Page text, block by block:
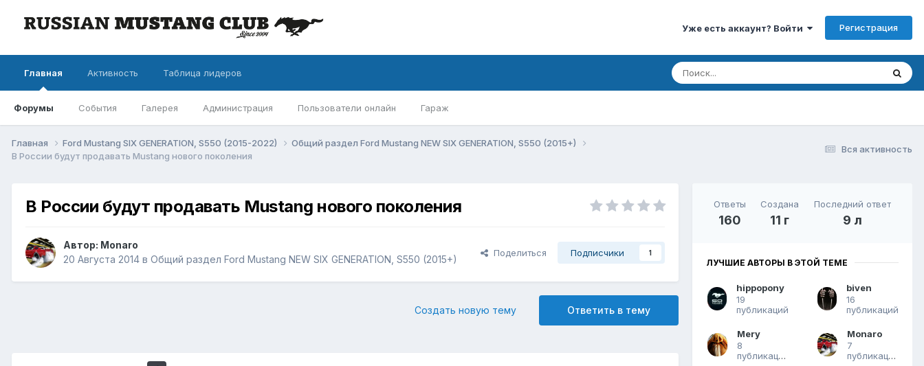
Уже есть аккаунт? Войти Регистрация
Главная
Форумы События Галерея Администрация Пользователи онлайн Гараж
Активность Таблица лидеров
Вся активность
Главная Ford Mustang SIX GENERATION, S550 (2015-2022)
Общий раздел Ford Mustang NEW SIX GENERATION, S550 (2015+)
В России будут продавать Mustang нового поколения
В России будут продавать Mustang нового поколения
Автор: Monaro
20 Августа 2014 в Общий раздел Ford Mustang NEW SIX GENERATION, S550 (2015+)
Поделиться Подписчики 1
Ответить в тему
Создать новую тему
Ответы
160
Создана
11 г
Последний ответ
9 л
ЛУЧШИЕ АВТОРЫ В ЭТОЙ ТЕМЕ
hippopony
19
публикаций
biven
16
публикаций
Mery
8
публикаций
Monaro
7
публикаций